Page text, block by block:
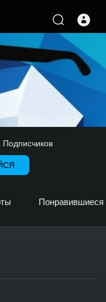
Подписчиков
Понравившиеся